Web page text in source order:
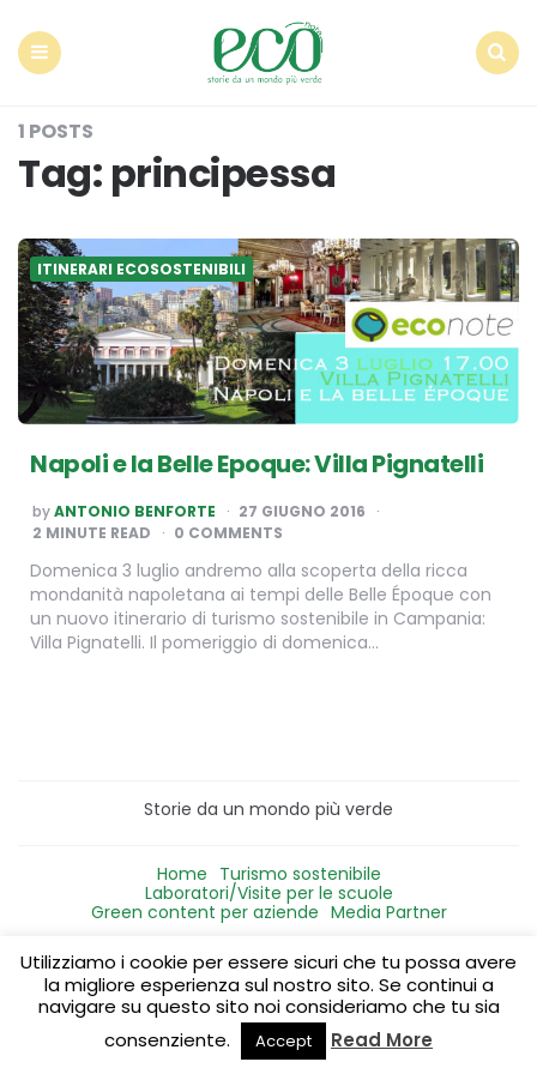
1 POSTS
Tag: principessa
ITINERARI ECOSOSTENIBILI
Napoli e la Belle Epoque: Villa Pignatelli
POSTED
BY
byANTONIO BENFORTE
27 GIUGNO 2016
2 MINUTE READ 0 COMMENTS
Domenica 3 luglio andremo alla scoperta della ricca
mondanità napoletana ai tempi delle Belle Époque con
un nuovo itinerario di turismo sostenibile in Campania:
Villa Pignatelli. Il pomeriggio di domenica…
Storie da un mondo più verde
Home Turismo sostenibile
Laboratori/Visite per le scuole
Green content per aziende Media Partner
Utilizziamo i cookie per essere sicuri che tu possa avere
la migliore esperienza sul nostro sito. Se continui a
navigare su questo sito noi consideriamo che tu sia
consenziente.
Accept Read More